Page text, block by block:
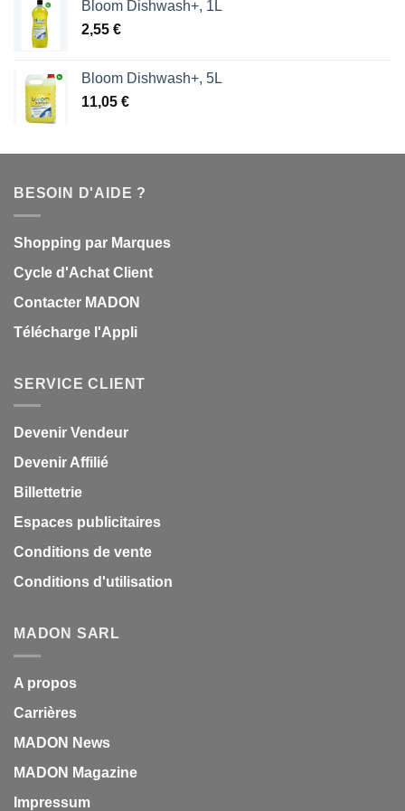
Bloom Dishwash+, 1L
2,55 €
Bloom Dishwash+, 5L
11,05 €
BESOIN D'AIDE ?
Shopping par Marques
Cycle d'Achat Client
Contacter MADON
Télécharge l'Appli
SERVICE CLIENT
Devenir Vendeur
Devenir Affilié
Billettetrie
Espaces publicitaires
Conditions de vente
Conditions d'utilisation
MADON SARL
A propos
Carrières
MADON News
MADON Magazine
Impressum